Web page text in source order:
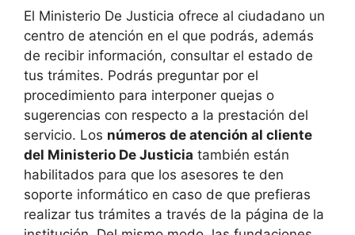
El Ministerio De Justicia ofrece al ciudadano un
centro de atención en el que podrás, además
de recibir información, consultar el estado de
tus trámites. Podrás preguntar por el
procedimiento para interponer quejas o
sugerencias con respecto a la prestación del
servicio. Los números de atención al cliente
del Ministerio De Justicia también están
habilitados para que los asesores te den
soporte informático en caso de que prefieras
realizar tus trámites a través de la página de la